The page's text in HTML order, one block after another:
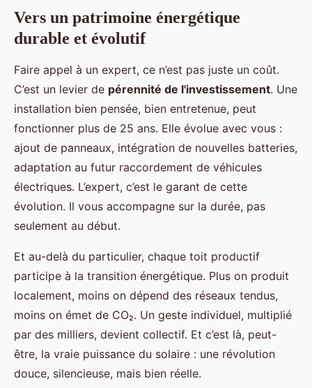
Vers un patrimoine énergétique
durable et évolutif
Faire appel à un expert, ce n’est pas juste un coût.
C’est un levier de pérennité de l'investissement. Une
installation bien pensée, bien entretenue, peut
fonctionner plus de 25 ans. Elle évolue avec vous :
ajout de panneaux, intégration de nouvelles batteries,
adaptation au futur raccordement de véhicules
électriques. L’expert, c’est le garant de cette
évolution. Il vous accompagne sur la durée, pas
seulement au début.
Et au-delà du particulier, chaque toit productif
participe à la transition énergétique. Plus on produit
localement, moins on dépend des réseaux tendus,
moins on émet de CO₂. Un geste individuel, multiplié
par des milliers, devient collectif. Et c’est là, peut-
être, la vraie puissance du solaire : une révolution
douce, silencieuse, mais bien réelle.